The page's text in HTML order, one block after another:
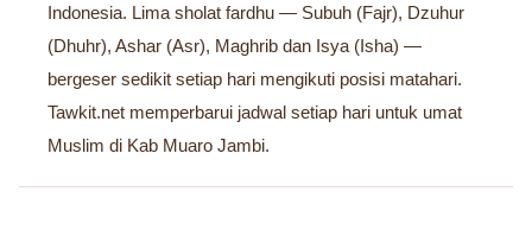
Indonesia. Lima sholat fardhu — Subuh (Fajr), Dzuhur
(Dhuhr), Ashar (Asr), Maghrib dan Isya (Isha) —
bergeser sedikit setiap hari mengikuti posisi matahari.
Tawkit.net memperbarui jadwal setiap hari untuk umat
Muslim di Kab Muaro Jambi.